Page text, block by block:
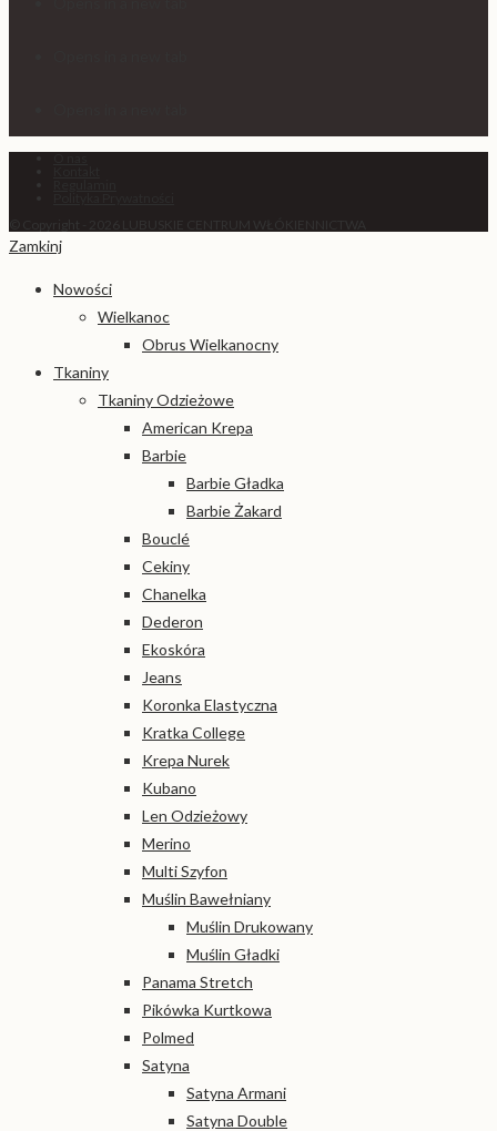
Zamkinj
Nowości
Wielkanoc
Obrus Wielkanocny
Tkaniny
Tkaniny Odzieżowe
American Krepa
Barbie
Barbie Gładka
Barbie Żakard
Bouclé
Cekiny
Chanelka
Dederon
Ekoskóra
Jeans
Koronka Elastyczna
Kratka College
Krepa Nurek
Kubano
Len Odzieżowy
Merino
Multi Szyfon
Muślin Bawełniany
Muślin Drukowany
Muślin Gładki
Panama Stretch
Pikówka Kurtkowa
Polmed
Satyna
Satyna Armani
Satyna Double